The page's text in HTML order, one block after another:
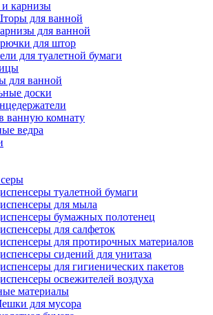
карнизы
для ванной
для ванной
для штор
для туалетной бумаги
для ванной
доски
ванную комнату
ведра
туалетной бумаги
для мыла
бумажных полотенец
для салфеток
для протирочных материалов
сидений для унитаза
для гигиенических пакетов
освежителей воздуха
материалы
для мусора